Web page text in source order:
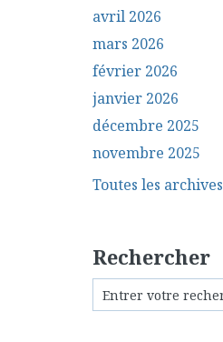
avril 2026
mars 2026
février 2026
janvier 2026
décembre 2025
novembre 2025
Toutes les archives
Rechercher